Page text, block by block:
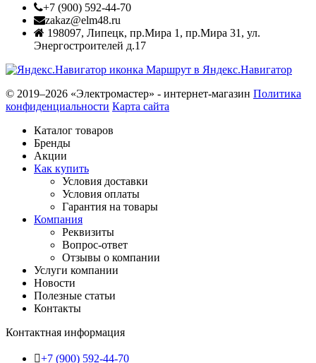
+7 (900) 592-44-70
zakaz@elm48.ru
198097, Липецк, пр.Мира 1, пр.Мира 31, ул.
Энергостроителей д.17
Маршрут в Яндекс.Навигатор
© 2019–2026 «Электромастер» - интернет-магазин Политика
конфиденциальности Карта сайта
Каталог товаров
Бренды
Акции
Как купить
Условия доставки
Условия оплаты
Гарантия на товары
Компания
Реквизиты
Вопрос-ответ
Отзывы о компании
Услуги компании
Новости
Полезные статьи
Контакты
Контактная информация
+7 (900) 592-44-70